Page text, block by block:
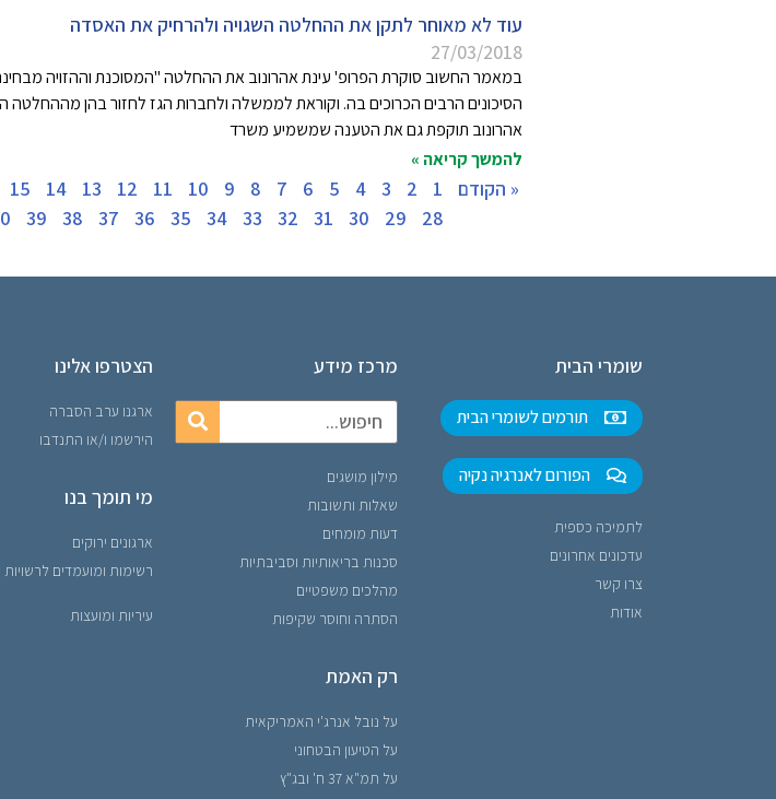
עוד לא מאוחר לתקן את ההחלטה השגויה ולהרחיק את האסדה
27/03/2018
במאמר החשוב סוקרת הפרופ' עינת אהרונוב את ההחלטה "המסוכנת וההזויה
הסיכונים הרבים הכרוכים בה. וקוראת לממשלה ולחברות הגז לחזור בהן
אהרונוב תוקפת גם את הטענה שמשמיע משרד
להמשך קריאה »
« הקודם 1
2
3
4
5
6
7
8
9
10
11
12
13
14
15
28
29
30
31
32
33
34
35
36
37
38
39
שומרי הבית
תורמים לשומרי הבית
הפורום לאנרגיה נקיה
לתמיכה כספית
עדכונים אחרונים
צרו קשר
אודות
מרכז מידע
מילון מושגים
שאלות ותשובות
דעות מומחים
סכנות בריאותיות וסביבתיות
מהלכים משפטיים
הסתרה וחוסר שקיפות
רק האמת
על נובל אנרג'י האמריקאית
על הטיעון הבטחוני
על תמ"א 37 ח' ובג"ץ
הצטרפו אלינו
ארגנו ערב הסברה
הירשמו ו/או התנדבו
מי תומך בנו
ארגונים ירוקים
רשימות ומועמדים
עיריות ומועצות